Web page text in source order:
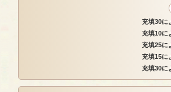
充填30に
充填10に
充填25に
充填15に
充填30に